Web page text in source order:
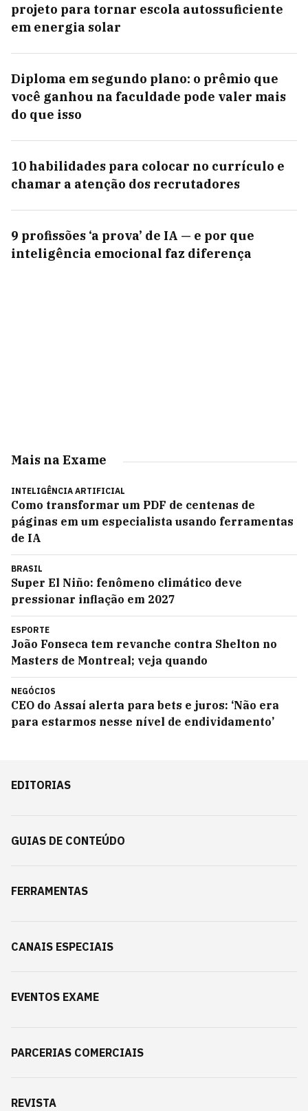
projeto para tornar escola autossuficiente
em energia solar
Diploma em segundo plano: o prêmio que
você ganhou na faculdade pode valer mais
do que isso
10 habilidades para colocar no currículo e
chamar a atenção dos recrutadores
9 profissões ‘a prova’ de IA — e por que
inteligência emocional faz diferença
Mais na Exame
INTELIGÊNCIA ARTIFICIAL
Como transformar um PDF de centenas de
páginas em um especialista usando ferramentas
de IA
BRASIL
Super El Niño: fenômeno climático deve
pressionar inflação em 2027
ESPORTE
João Fonseca tem revanche contra Shelton no
Masters de Montreal; veja quando
NEGÓCIOS
CEO do Assaí alerta para bets e juros: ‘Não era
para estarmos nesse nível de endividamento’
EDITORIAS
GUIAS DE CONTEÚDO
FERRAMENTAS
CANAIS ESPECIAIS
EVENTOS EXAME
PARCERIAS COMERCIAIS
REVISTA